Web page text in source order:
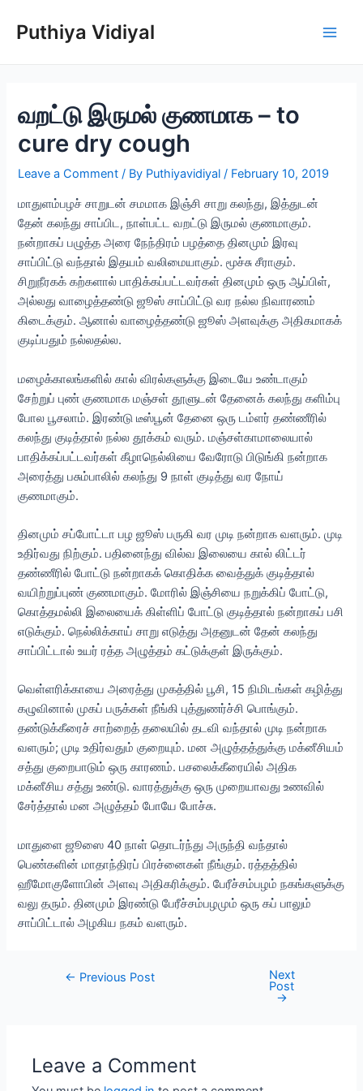
Puthiya Vidiyal
வறட்டு இருமல் குணமாக – to
cure dry cough
Leave a Comment / By Puthiyavidiyal/ February 10, 2019
மாதுளம்பழச் சாறுடன் சமமாக இஞ்சி சாறு கலந்து, இத்துடன்
தேன் கலந்து சாப்பிட, நாள்பட்ட வறட்டு இருமல் குணமாகும்.
நன்றாகப் பழுத்த அரை நேந்திரம் பழத்தை தினமும் இரவு
சாப்பிட்டு வந்தால் இதயம் வலிமையாகும். மூச்சு சீராகும்.
சிறுநீரகக் கற்களால் பாதிக்கப்பட்டவர்கள் தினமும் ஒரு ஆப்பிள்,
அல்லது வாழைத்தண்டு ஜூஸ் சாப்பிட்டு வர நல்ல நிவாரணம்
கிடைக்கும். ஆனால் வாழைத்தண்டு ஜூஸ் அளவுக்கு அதிகமாகக்
குடிப்பதும் நல்லதல்ல.
மழைக்காலங்களில் கால் விரல்களுக்கு இடையே உண்டாகும்
சேற்றுப் புண் குணமாக மஞ்சள் தூளுடன் தேனைக் கலந்து களிம்பு
போல பூசலாம். இரண்டு டீஸ்பூன் தேனை ஒரு டம்ளர் தண்ணீரில்
கலந்து குடித்தால் நல்ல தூக்கம் வரும். மஞ்சள்காமாலையால்
பாதிக்கப்பட்டவர்கள் கீழாநெல்லியை வேரோடு பிடுங்கி நன்றாக
அரைத்து பசும்பாலில் கலந்து 9 நாள் குடித்து வர நோய்
குணமாகும்.
தினமும் சப்போட்டா பழ ஜூஸ் பருகி வர முடி நன்றாக வளரும். முடி
உதிர்வது நிற்கும். பதினைந்து வில்வ இலையை கால் லிட்டர்
தண்ணீரில் போட்டு நன்றாகக் கொதிக்க வைத்துக் குடித்தால்
வயிற்றுப்புண் குணமாகும். மோரில் இஞ்சியை நறுக்கிப் போட்டு,
கொத்தமல்லி இலையைக் கிள்ளிப் போட்டு குடித்தால் நன்றாகப் பசி
எடுக்கும். நெல்லிக்காய் சாறு எடுத்து அதனுடன் தேன் கலந்து
சாப்பிட்டால் உயர் ரத்த அழுத்தம் கட்டுக்குள் இருக்கும்.
வெள்ளரிக்காயை அரைத்து முகத்தில் பூசி, 15 நிமிடங்கள் கழித்து
கழுவினால் முகப் பருக்கள் நீங்கி புத்துணர்ச்சி பொங்கும்.
தண்டுக்கீரைச் சாற்றைத் தலையில் தடவி வந்தால் முடி நன்றாக
வளரும்; முடி உதிர்வதும் குறையும். மன அழுத்தத்துக்கு மக்னீசியம்
சத்து குறைபாடும் ஒரு காரணம். பசலைக்கீரையில் அதிக
மக்னீசிய சத்து உண்டு. வாரத்துக்கு ஒரு முறையாவது உணவில்
சேர்த்தால் மன அழுத்தம் போயே போச்சு.
மாதுளை ஜூஸை 40 நாள் தொடர்ந்து அருந்தி வந்தால்
பெண்களின் மாதாந்திரப் பிரச்னைகள் நீங்கும். ரத்தத்தில்
ஹீமோகுளோபின் அளவு அதிகரிக்கும். பேரீச்சம்பழம் நகங்களுக்கு
வலு தரும். தினமும் இரண்டு பேரீச்சம்பழமும் ஒரு கப் பாலும்
சாப்பிட்டால் அழகிய நகம் வளரும்.
Post← Previous Post Next
Post
→
Leave a Comment